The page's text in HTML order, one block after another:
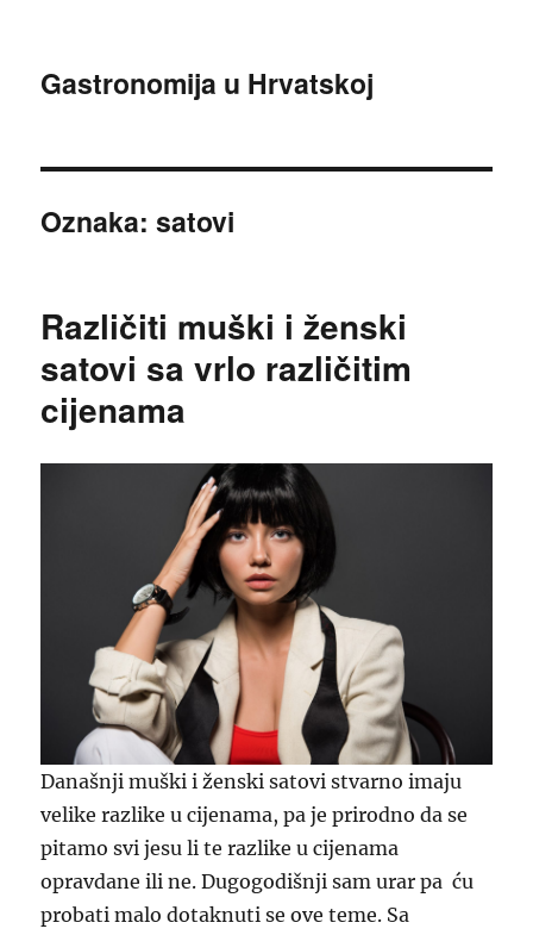
Gastronomija u Hrvatskoj
Oznaka:satovi
Različiti muški i ženski
satovi sa vrlo različitim
cijenama
Današnji muški i ženski satovi stvarno imaju
velike razlike u cijenama, pa je prirodno da se
pitamo svi jesu li te razlike u cijenama
opravdane ili ne. Dugogodišnji sam urar pa ću
probati malo dotaknuti se ove teme. Sa